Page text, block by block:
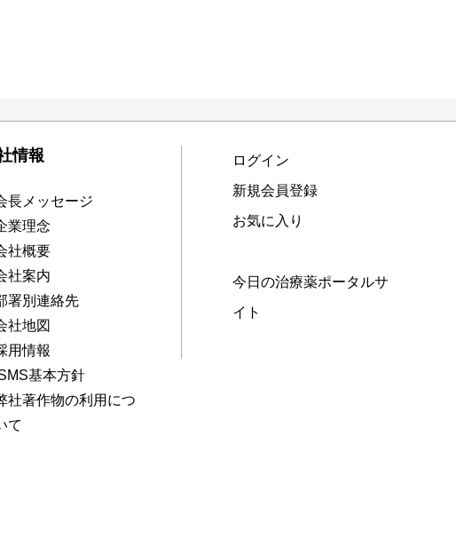
情報
長メッセージ
業理念
社概要
社案内
署別連絡先
社地図
用情報
基本方針
社著作物の利用につ
て
ログイン
新規会員登録
お気に入り
今日の治療薬ポータルサ
イト